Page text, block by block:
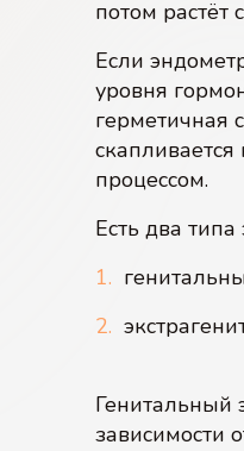
потом
Если
уровня
герметичная
процессом.
Есть два
Генитальный
зависимости